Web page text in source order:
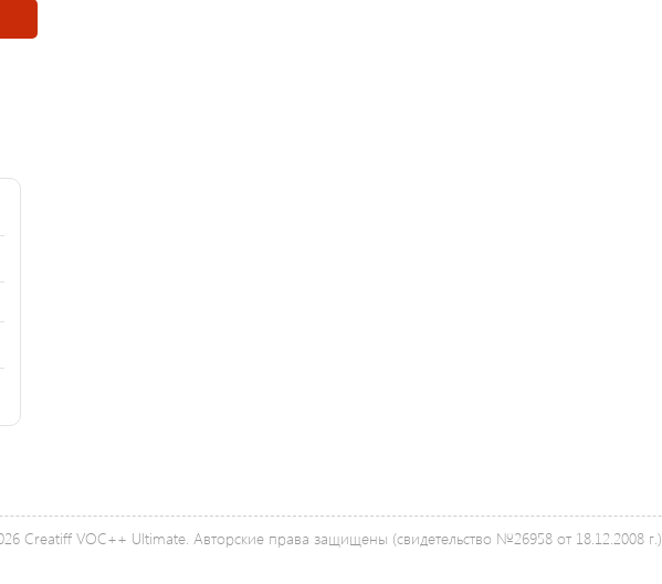
Creatiff VOC++ Ultimate. Авторские права защищены (свидетельство №26958 от 18.12.2008 г.)